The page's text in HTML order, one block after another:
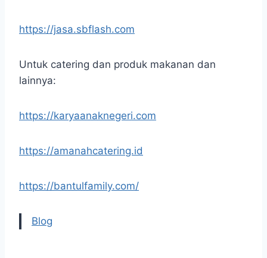
https://jasa.sbflash.com
Untuk catering dan produk makanan dan
lainnya:
https://karyaanaknegeri.com
https://amanahcatering.id
https://bantulfamily.com/
Blog